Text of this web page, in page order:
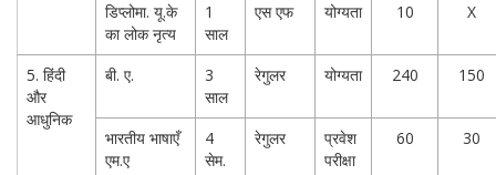
डिप्लोमा. यू.के
का लोक नृत्य
1
साल
एस एफ योग्यता 10 X
5. हिंदी
और
आधुनिक
बी. ए.
3
साल
रेगुलर योग्यता 240 150
भारतीय भाषाएँ
एम.ए
4
सेम.
रेगुलर
प्रवेश
परीक्षा
60 30